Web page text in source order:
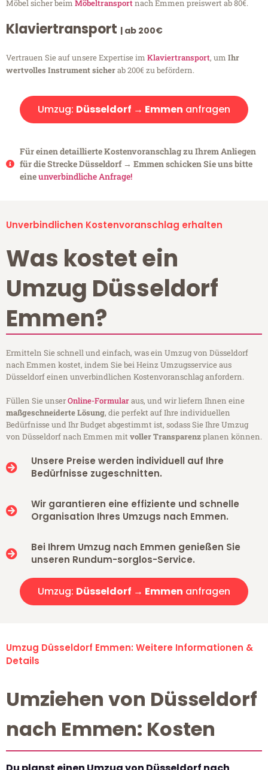
Möbel sicher beim Möbeltransportnach Emmen preiswert ab 80€.
Klaviertransport | ab 200€
Vertrauen Sie auf unsere Expertise im Klaviertransport, um Ihr
wertvolles Instrument sicherab 200€ zu befördern.
Umzug: Düsseldorf → Emmen anfragen
Für einen detaillierte Kostenvoranschlag zu Ihrem Anliegen
für die Strecke Düsseldorf → Emmen schicken Sie uns bitte
eineunverbindliche Anfrage!
Unverbindlichen Kostenvoranschlag erhalten
Was kostet ein
Umzug Düsseldorf
Emmen?
Ermitteln Sie schnell und einfach, was ein Umzug von Düsseldorf
nach Emmen kostet, indem Sie bei Heinz Umzugsservice aus
Düsseldorf einen unverbindlichen Kostenvoranschlag anfordern.
Füllen Sie unserOnline-Formularaus, und wir liefern Ihnen eine
maßgeschneiderte Lösung, die perfekt auf Ihre individuellen
Bedürfnisse und Ihr Budget abgestimmt ist, sodass Sie Ihre Umzug
von Düsseldorf nach Emmen mitvoller Transparenzplanen können.
Unsere Preise werden individuell auf Ihre
Bedürfnisse zugeschnitten.
Wir garantieren eine effiziente und schnelle
Organisation Ihres Umzugs nach Emmen.
Bei Ihrem Umzug nach Emmen genießen Sie
unseren Rundum-sorglos-Service.
Umzug: Düsseldorf → Emmen anfragen
Umzug Düsseldorf Emmen: Weitere Informationen &
Details
Umziehen von Düsseldorf
nach Emmen: Kosten